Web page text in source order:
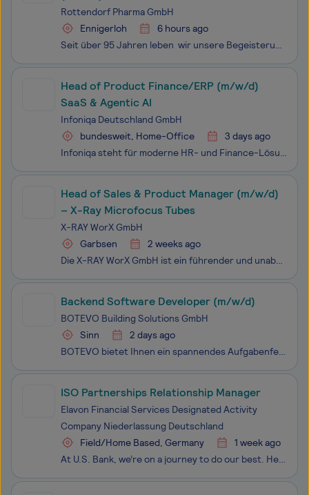
Rottendorf Pharma GmbH
Ennigerloh
6 hours ago
Seit über 95 Jahren leben wir unsere Begeisterung für Pharma. Mit über 1.300 Kolleginnen und Kollegen produzieren wir für unsere Kunden in der Pharmaindustrie auf der ganzen Welt hochwirksame Arzneimittel und bieten herausragende Dienstleistungen. Dabei setzen wir auf moderns
Head of Product Finance/ERP (m/w/d)
SaaS & Agentic AI
Infoniqa Deutschland GmbH
bundesweit, Home-Office
3 days ago
Infoniqa steht für moderne HR- und Finance-Lösungen und für die Menschen, die sie möglich machen. Mit rund 1.200 Mitarbeitenden begleiten wir Unternehmen im DACH-Raum dabei, ihre Arbeitswelt einfacher, effizienter und verlässlicher zu gestalten. Du möchtest die Zukunft eines umfangreichen ERP-Portfo
Head of Sales & Product Manager (m/w/d)
– X-Ray Microfocus Tubes
X-RAY WorX GmbH
Garbsen
2 weeks ago
Die X-RAY WorX GmbH ist ein führender und unabhängiger Hersteller hochauflösender Röntgenröhren für die zerstörungsfreie Materialprüfung. Unser Unternehmen hat seinen Sitz in Garbsen bei Hannover. Hier entwickelt und fertigt unser Team innovative Mikrofokus-Röntgentechnik und vertreibt diese weltwei
Backend Software Developer (m/w/d)
BOTEVO Building Solutions GmbH
Sinn
2 days ago
BOTEVO bietet Ihnen ein spannendes Aufgabenfeld an der Schnittstelle zwischen Industrie, Digitalisierung und IoT. Als Backend Developer erwartet Sie eine zukunftsorientierte Entwicklerposition: Sie entwickeln Backend-Services von der Konzeption bis zur Produktivsetzung, arbeiten in einem agilen, kle
ISO Partnerships Relationship Manager
Elavon Financial Services Designated Activity
Company Niederlassung Deutschland
Field/Home Based, Germany
1 week ago
At U.S. Bank, we’re on a journey to do our best. Helping the customers and businesses we serve to make better and smarter financial decisions, enabling the communities we support to grow and succeed in the right ways, all more confidently and more often—that’s what we call the courage to thrive. We